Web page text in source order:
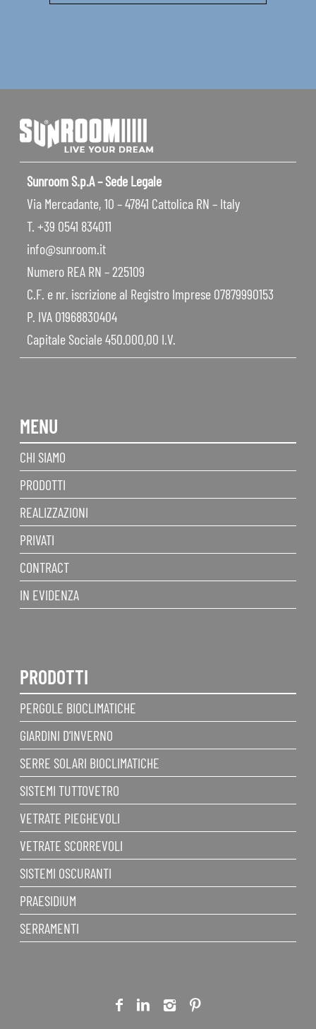
Sunroom S.p.A – Sede Legale
Via Mercadante, 10 – 47841 Cattolica RN – Italy
T. +39 0541 834011
info@sunroom.it
Numero REA RN – 225109
C.F. e nr. iscrizione al Registro Imprese 07879990153
P. IVA 01968830404
Capitale Sociale 450.000,00 I.V.
MENU
CHI SIAMO
PRODOTTI
REALIZZAZIONI
PRIVATI
CONTRACT
IN EVIDENZA
PRODOTTI
PERGOLE BIOCLIMATICHE
GIARDINI D’INVERNO
SERRE SOLARI BIOCLIMATICHE
SISTEMI TUTTOVETRO
VETRATE PIEGHEVOLI
VETRATE SCORREVOLI
SISTEMI OSCURANTI
PRAESIDIUM
SERRAMENTI